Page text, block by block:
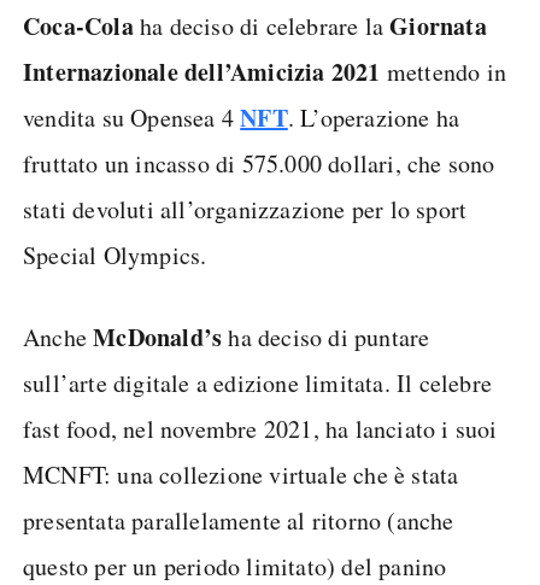
Coca-Colaha deciso di celebrare laGiornata
Internazionale dell’Amicizia 2021 mettendo in
vendita su Opensea 4NFT. L’operazione ha
fruttato un incasso di 575.000 dollari, che sono
stati devoluti all’organizzazione per lo sport
Special Olympics.
AncheMcDonald’sha deciso di puntare
sull’arte digitale a edizione limitata. Il celebre
fast food, nel novembre 2021, ha lanciato i suoi
MCNFT: una collezione virtuale che è stata
presentata parallelamente al ritorno (anche
questo per un periodo limitato) del panino